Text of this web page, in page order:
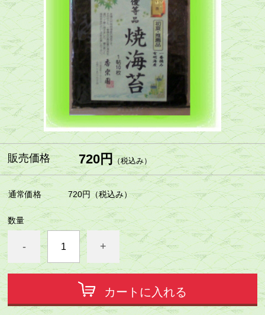
販売価格 720円（税込み）
通常価格 720円（税込み）
数量
- +
カートに入れる